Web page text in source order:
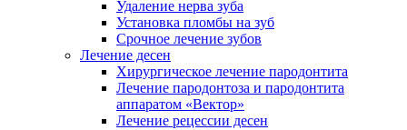
Удаление нерва зуба
Установка пломбы на зуб
Срочное лечение зубов
Лечение десен
Хирургическое лечение пародонтита
Лечение пародонтоза и пародонтита
аппаратом «Вектор»
Лечение рецессии десен